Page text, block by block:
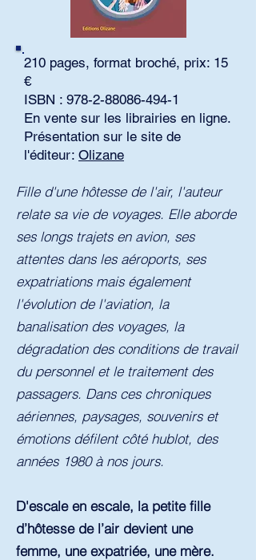
210 pages, format broché, prix: 15
€
ISBN : 978-2-88086-494-1
En vente sur les librairies en ligne.
Présentation sur le site de
l'éditeur: Olizane
​​​Fille d'une hôtesse de l'air, l'auteur
relate sa vie de voyages. Elle aborde
ses longs trajets en avion, ses
attentes dans les aéroports, ses
expatriations mais également
l'évolution de l'aviation, la
banalisation des voyages, la
dégradation des conditions de travail
du personnel et le traitement des
passagers. Dans ces chroniques
aériennes, paysages, souvenirs et
émotions défilent côté hublot, des
années 1980 à nos jours.
D'escale en escale, la petite fille
d’hôtesse de l’air devient une
femme, une expatriée, une mère.